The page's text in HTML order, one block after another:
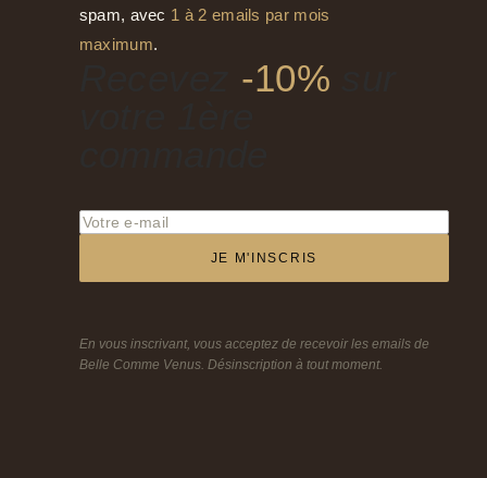
spam, avec 1 à 2 emails par mois
maximum.
-10%
JE M'INSCRIS
En vous inscrivant, vous acceptez de recevoir les emails de
Belle Comme Venus. Désinscription à tout moment.